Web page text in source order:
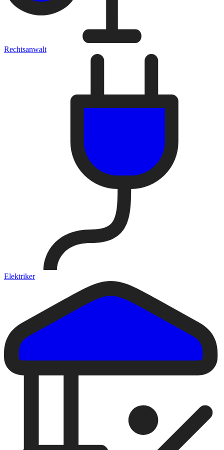
Rechtsanwalt
Elektriker